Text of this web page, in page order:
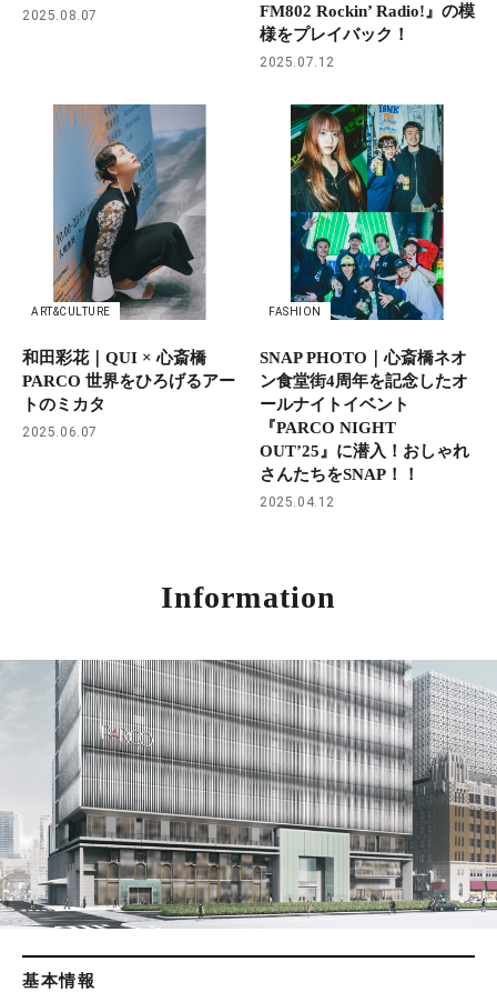
2025.08.07
FM802 Rockin’ Radio!』の模
様をプレイバック！
2025.07.12
ART&CULTURE
和田彩花｜QUI × 心斎橋
PARCO 世界をひろげるアー
トのミカタ
2025.06.07
FASHION
SNAP PHOTO｜心斎橋ネオ
ン食堂街4周年を記念したオ
ールナイトイベント
『PARCO NIGHT
OUT’25』に潜入！おしゃれ
さんたちをSNAP！！
2025.04.12
Information
基本情報